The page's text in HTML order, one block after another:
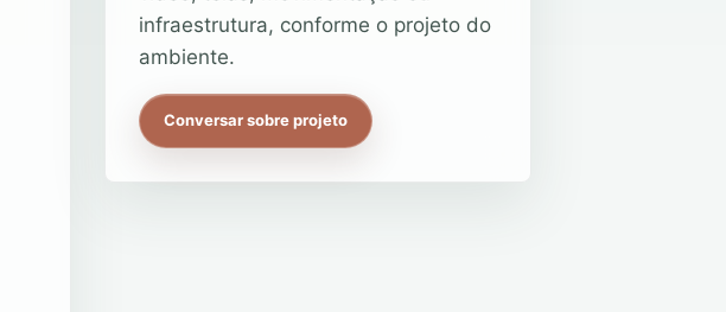
infraestrutura, conforme o projeto do
ambiente.
Conversar sobre projeto